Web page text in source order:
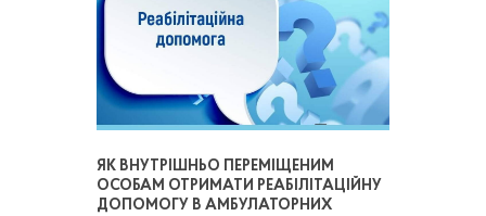
ЯК ВНУТРІШНЬО ПЕРЕМІЩЕНИМ
ОСОБАМ ОТРИМАТИ РЕАБІЛІТАЦІЙНУ
ДОПОМОГУ В АМБУЛАТОРНИХ